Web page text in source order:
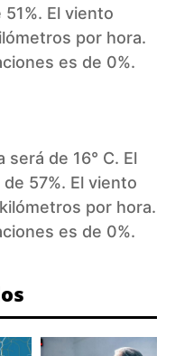
El viento
por hora.
es de 0%.
de 16° C. El
57%. El viento
por hora.
es de 0%.